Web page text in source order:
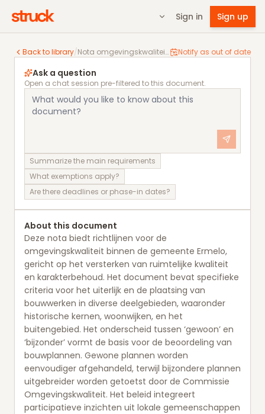
Sign in Sign up
Back to library/ Nota omgevingskwaliteit Ermelo Notify as out of date
Nota omgevingskwaliteit Ermelo
Ask a question
Open a chat session pre-filtered to this document.
Summarize the main requirements
What exemptions apply?
Are there deadlines or phase-in dates?
About this document
Deze nota biedt richtlijnen voor de
omgevingskwaliteit binnen de gemeente Ermelo,
gericht op het versterken van ruimtelijke kwaliteit
en karakterbehoud. Het document bevat specifieke
criteria voor het uiterlijk en de plaatsing van
bouwwerken in diverse deelgebieden, waaronder
historische kernen, woonwijken, en het
buitengebied. Het onderscheid tussen ‘gewoon’ en
‘bijzonder’ vormt de basis voor de beoordeling van
bouwplannen. Gewone plannen worden
eenvoudiger afgehandeld, terwijl bijzondere plannen
uitgebreider worden getoetst door de Commissie
Omgevingskwaliteit. Het beleid integreert
participatieve inzichten uit lokale gemeenschappen